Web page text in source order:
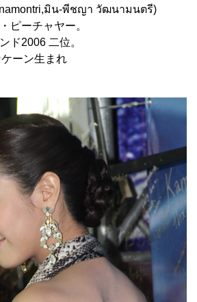
มิน-พีชญา วัฒนามนตรี)
ピーチャヤー。
ド2006 二位。
ーン生まれ